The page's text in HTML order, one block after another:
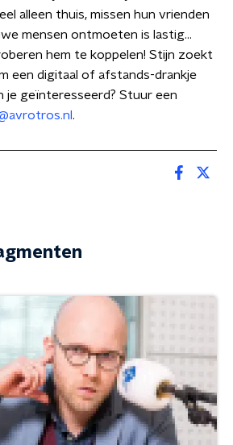
alleen thuis, missen hun vrienden
mensen ontmoeten is lastig...
hem te koppelen! Stijn zoekt
een digitaal of afstands-drankje
je geïnteresseerd? Stuur een
.